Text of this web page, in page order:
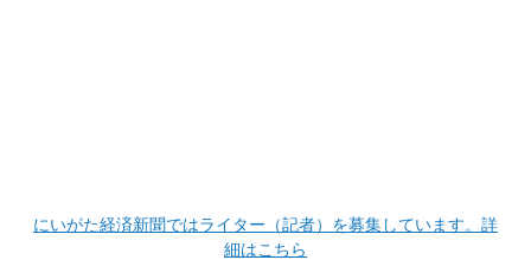
にいがた経済新聞ではライター（記者）を募集しています。詳
細はこちら